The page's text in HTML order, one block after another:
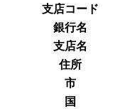
支店コード
銀行名
支店名
住所
市
国